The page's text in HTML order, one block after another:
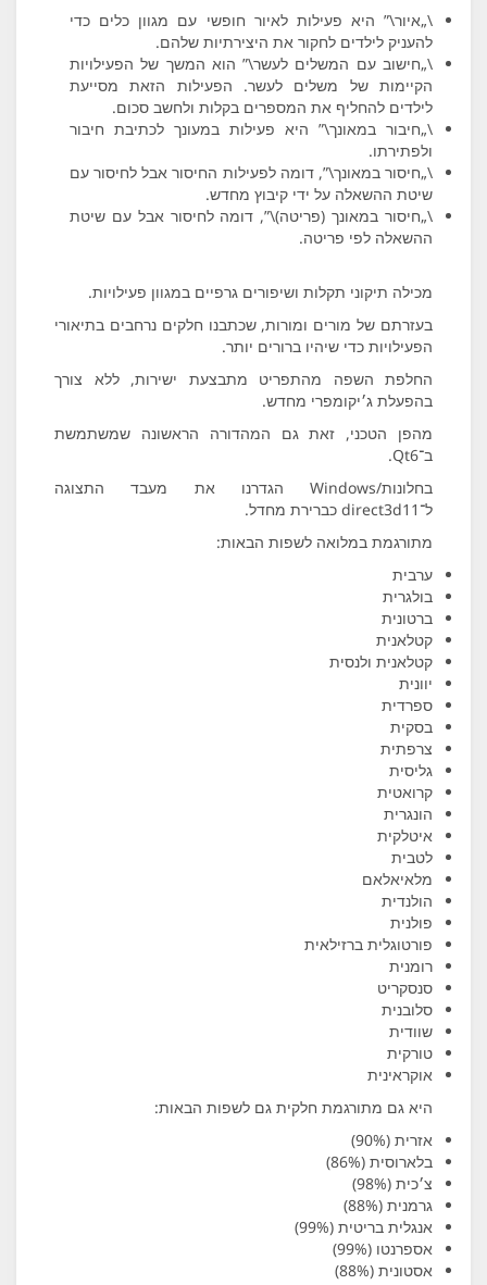
\„איור\” היא פעילות לאיור חופשי עם מגוון כלים כדי
להעניק לילדים לחקור את היצירתיות שלהם.
\„חישוב עם המשלים לעשר\” הוא המשך של הפעילויות
הקיימות של משלים לעשר. הפעילות הזאת מסייעת
לילדים להחליף את המספרים בקלות ולחשב סכום.
\„חיבור במאונך\” היא פעילות במעונך לכתיבת חיבור
ולפתירתו.
\„חיסור במאונך\”, דומה לפעילות החיסור אבל לחיסור עם
שיטת ההשאלה על ידי קיבוץ מחדש.
\„חיסור במאונך (פריטה)\”, דומה לחיסור אבל עם שיטת
ההשאלה לפי פריטה.
מכילה תיקוני תקלות ושיפורים גרפיים במגוון פעילויות.
בעזרתם של מורים ומורות, שכתבנו חלקים נרחבים בתיאורי
הפעילויות כדי שיהיו ברורים יותר.
החלפת השפה מהתפריט מתבצעת ישירות, ללא צורך
בהפעלת ג׳יקומפרי מחדש.
מהפן הטכני, זאת גם המהדורה הראשונה שמשתמשת
ב־Qt6.
בחלונות/Windows הגדרנו את מעבד התצוגה
ל־direct3d11 כברירת מחדל.
מתורגמת במלואה לשפות הבאות:
ערבית
בולגרית
ברטונית
קטלאנית
קטלאנית ולנסית
יוונית
ספרדית
בסקית
צרפתית
גליסית
קרואטית
הונגרית
איטלקית
לטבית
מלאיאלאם
הולנדית
פולנית
פורטוגלית ברזילאית
רומנית
סנסקריט
סלובנית
שוודית
טורקית
אוקראינית
היא גם מתורגמת חלקית גם לשפות הבאות:
אזרית (90%)
בלארוסית (86%)
צ׳כית (98%)
גרמנית (88%)
אנגלית בריטית (99%)
אספרנטו (99%)
אסטונית (88%)